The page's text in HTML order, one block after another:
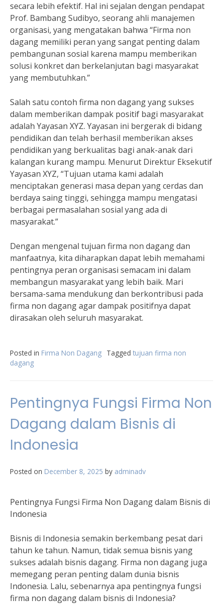
secara lebih efektif. Hal ini sejalan dengan pendapat
Prof. Bambang Sudibyo, seorang ahli manajemen
organisasi, yang mengatakan bahwa “Firma non
dagang memiliki peran yang sangat penting dalam
pembangunan sosial karena mampu memberikan
solusi konkret dan berkelanjutan bagi masyarakat
yang membutuhkan.”
Salah satu contoh firma non dagang yang sukses
dalam memberikan dampak positif bagi masyarakat
adalah Yayasan XYZ. Yayasan ini bergerak di bidang
pendidikan dan telah berhasil memberikan akses
pendidikan yang berkualitas bagi anak-anak dari
kalangan kurang mampu. Menurut Direktur Eksekutif
Yayasan XYZ, “Tujuan utama kami adalah
menciptakan generasi masa depan yang cerdas dan
berdaya saing tinggi, sehingga mampu mengatasi
berbagai permasalahan sosial yang ada di
masyarakat.”
Dengan mengenal tujuan firma non dagang dan
manfaatnya, kita diharapkan dapat lebih memahami
pentingnya peran organisasi semacam ini dalam
membangun masyarakat yang lebih baik. Mari
bersama-sama mendukung dan berkontribusi pada
firma non dagang agar dampak positifnya dapat
dirasakan oleh seluruh masyarakat.
Posted in Firma Non Dagang Tagged tujuan firma non
dagang
Pentingnya Fungsi Firma Non
Dagang dalam Bisnis di
Indonesia
Posted on December 8, 2025 by adminadv
Pentingnya Fungsi Firma Non Dagang dalam Bisnis di
Indonesia
Bisnis di Indonesia semakin berkembang pesat dari
tahun ke tahun. Namun, tidak semua bisnis yang
sukses adalah bisnis dagang. Firma non dagang juga
memegang peran penting dalam dunia bisnis
Indonesia. Lalu, sebenarnya apa pentingnya fungsi
firma non dagang dalam bisnis di Indonesia?